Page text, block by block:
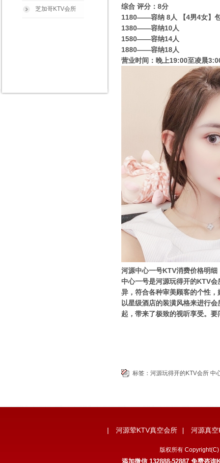
综合 评分：8分
1180——容纳 8人 【4男4女】
1380——容纳10人
1580——
1880——容纳18人
营业时间：晚上19:00至凌晨
河源中心一号KTV消费价格明细
中心一号是河源玩得开的KTV
异，符合各种审美顾客的个性
以星级酒店的装潢风格来进行
起，带来了极致的视听享受。
标签： 河源玩得开的KTV会所 中
芝加哥KTV会所
| 河源荤KTV真空会所 | 河源真
版权所有
添加微信 132888-52887 免费咨